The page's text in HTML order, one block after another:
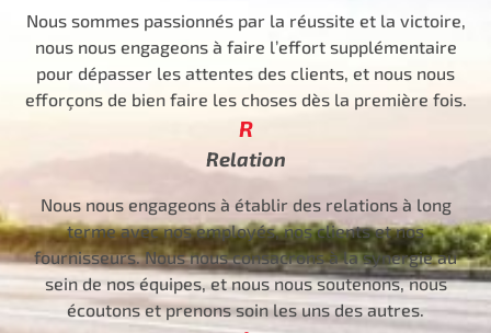
Nous sommes passionnés par la réussite et la victoire,
nous nous engageons à faire l’effort supplémentaire
pour dépasser les attentes des clients, et nous nous
efforçons de bien faire les choses dès la première fois.
R
Relation
Nous nous engageons à établir des relations à long
terme avec nos employés, nos clients et nos
fournisseurs. Nous nous consacrons à la synergie au
sein de nos équipes, et nous nous soutenons, nous
écoutons et prenons soin les uns des autres.